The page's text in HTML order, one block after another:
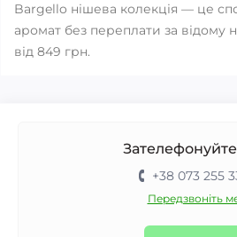
Bargello нішева колекція — це
аромат без переплати за відому
від 849 грн.
+38 073 255
Передзвоніть